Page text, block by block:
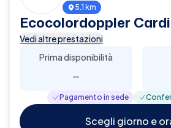
5.1 km
Ecocolordoppler
Vedi altre prestazioni
Prima disponibilità
-
Pagamento in sede
Scegli giorno e